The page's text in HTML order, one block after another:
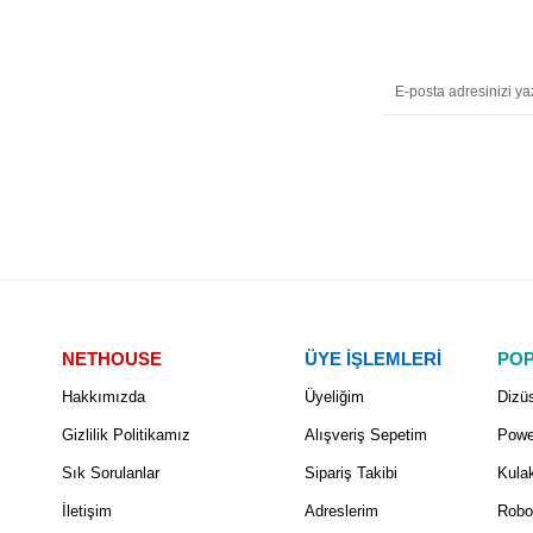
NETHOUSE
Hakkımızda
Gizlilik Politikamız
Sık Sorulanlar
İletişim
ÜYE İŞLEMLERİ
Üyeliğim
Alışveriş Sepetim
Sipariş Takibi
Adreslerim